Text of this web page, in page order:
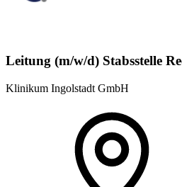
Leitung (m/w/d) Stabsstelle
Klinikum Ingolstadt GmbH